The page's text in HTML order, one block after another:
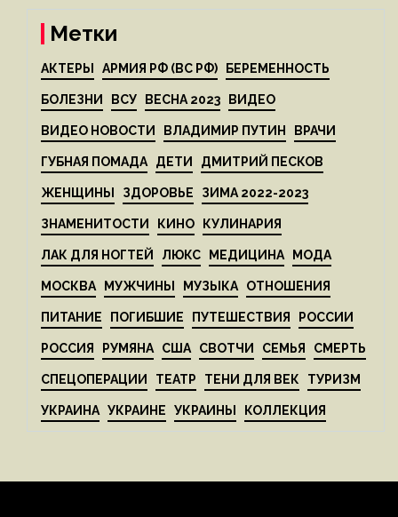
Метки
АКТЕРЫ АРМИЯ РФ (ВС РФ) БЕРЕМЕННОСТЬ
БОЛЕЗНИ ВСУ ВЕСНА 2023 ВИДЕО
ВИДЕО НОВОСТИ ВЛАДИМИР ПУТИН ВРАЧИ
ГУБНАЯ ПОМАДА ДЕТИ ДМИТРИЙ ПЕСКОВ
ЖЕНЩИНЫ ЗДОРОВЬЕ ЗИМА 2022-2023
ЗНАМЕНИТОСТИ КИНО КУЛИНАРИЯ
ЛАК ДЛЯ НОГТЕЙ ЛЮКС МЕДИЦИНА МОДА
МОСКВА МУЖЧИНЫ МУЗЫКА ОТНОШЕНИЯ
ПИТАНИЕ ПОГИБШИЕ ПУТЕШЕСТВИЯ РОССИИ
РОССИЯ РУМЯНА США СВОТЧИ СЕМЬЯ СМЕРТЬ
СПЕЦОПЕРАЦИИ ТЕАТР ТЕНИ ДЛЯ ВЕК ТУРИЗМ
УКРАИНА УКРАИНЕ УКРАИНЫ КОЛЛЕКЦИЯ